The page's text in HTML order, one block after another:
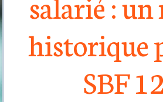
historique
SBF